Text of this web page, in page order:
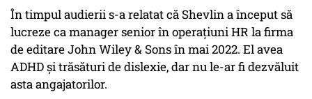
În timpul audierii s-a relatat că Shevlin a început să
lucreze ca manager senior în operațiuni HR la firma
de editare John Wiley & Sons în mai 2022. El avea
ADHD și trăsături de dislexie, dar nu le-ar fi dezvăluit
asta angajatorilor.